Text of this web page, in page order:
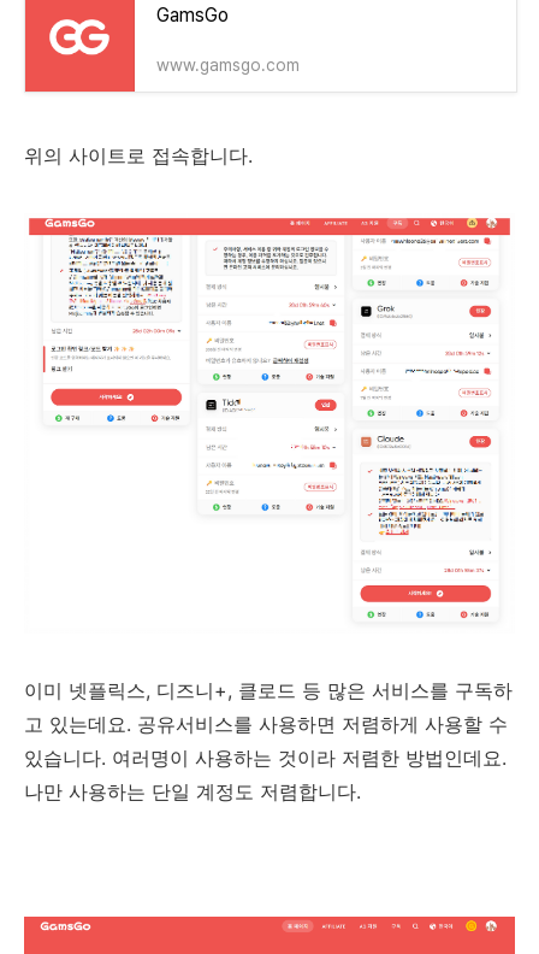
GamsGo
www.gamsgo.com
위의 사이트로 접속합니다.
이미 넷플릭스, 디즈니+, 클로드 등 많은 서비스를 구독하
고 있는데요. 공유서비스를 사용하면 저렴하게 사용할 수
있습니다. 여러명이 사용하는 것이라 저렴한 방법인데요.
나만 사용하는 단일 계정도 저렴합니다.